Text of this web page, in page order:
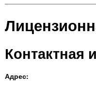
Контактная
Адрес: